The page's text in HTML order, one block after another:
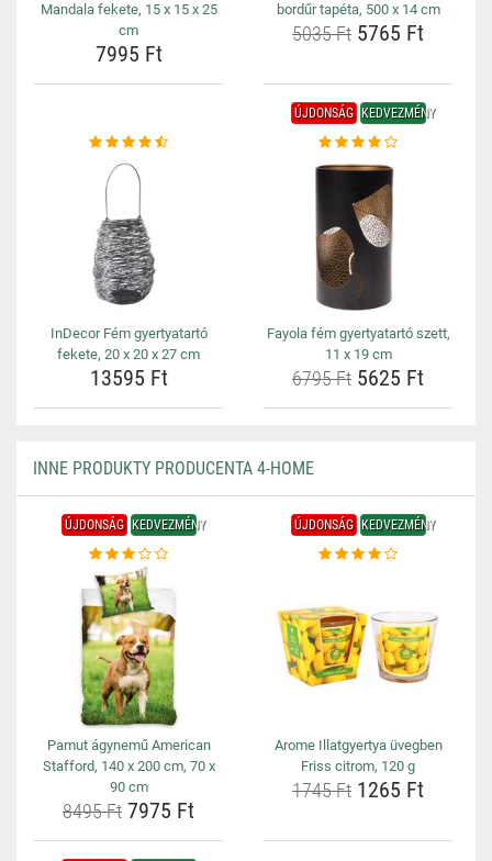
Mandala fekete, 15 x 15 x 25
cm
7995 Ft
bordűr tapéta, 500 x 14 cm
5035 Ft 5765 Ft
InDecor Fém gyertyatartó
fekete, 20 x 20 x 27 cm
13595 Ft
ÚJDONSÁG KEDVEZMÉNY
Fayola fém gyertyatartó szett,
11 x 19 cm
6795 Ft 5625 Ft
INNE PRODUKTY PRODUCENTA 4-HOME
ÚJDONSÁG KEDVEZMÉNY
Pamut ágynemű American
Stafford, 140 x 200 cm, 70 x
90 cm
8495 Ft 7975 Ft
ÚJDONSÁG KEDVEZMÉNY
Arome Illatgyertya üvegben
Friss citrom, 120 g
1745 Ft 1265 Ft